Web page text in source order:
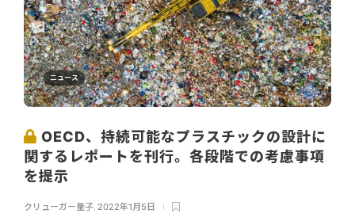
ニュース
OECD、持続可能なプラスチックの設計に
関するレポートを刊行。各段階での考慮事項
を提示
クリューガー量子, 2022年1月5日